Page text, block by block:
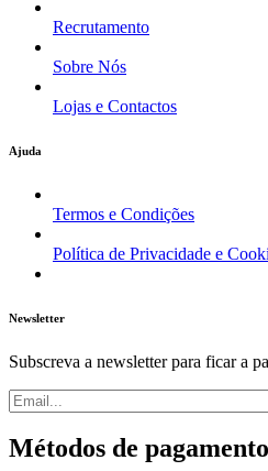
Recrutamento
Sobre Nós
Lojas e Contactos
Ajuda
Termos e Condições
Política de Privacidade e
Newsletter
Subscreva a newsletter para ficar a
Métodos de pagamento